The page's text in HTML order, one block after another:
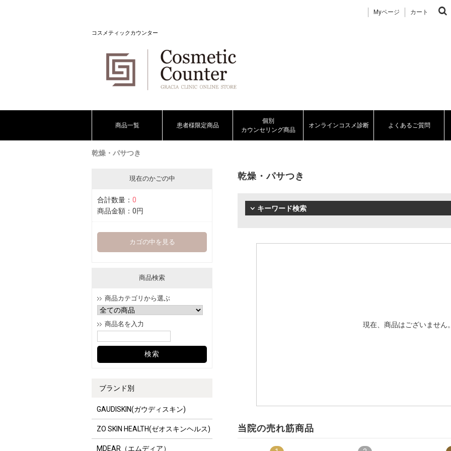
Myページ カート
コスメティックカウンター
商品一覧 患者様限定商品
個別
カウンセリング商品
オンラインコスメ診断 よくあるご質問
乾燥・パサつき
現在のかごの中
合計数量： 0
商品金額： 0円
カゴの中を見る
商品検索
商品カテゴリから選ぶ
商品名を入力
ブランド別
GAUDISKIN(ガウディスキン)
ZO SKIN HEALTH(ゼオスキンヘルス)
MDEAR（エムディア）
乾燥・パサつき
キーワード検索
現在、商品はございません
当院の売れ筋商品